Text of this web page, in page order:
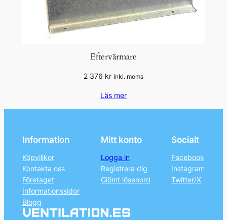
Eftervärmare
2 376 kr inkl. moms
Läs mer
Information
Köpvillkor
Kontakta oss
Företaget
Informationssidor
Blogg
Mitt konto
Logga in
Registrera dig
Glömt lösenord
Socialt
Facebook
Instagram
Twitter/X